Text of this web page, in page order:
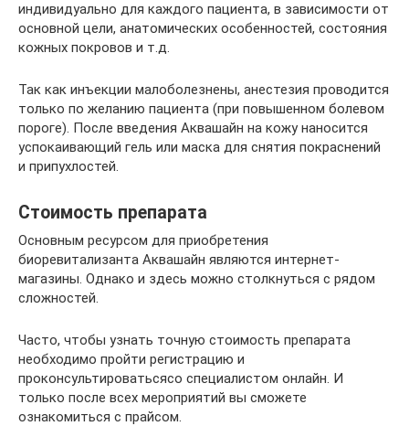
индивидуально для каждого пациента, в зависимости от
основной цели, анатомических особенностей, состояния
кожных покровов и т.д.
Так как инъекции малоболезнены, анестезия проводится
только по желанию пациента (при повышенном болевом
пороге). После введения Аквашайн на кожу наносится
успокаивающий гель или маска для снятия покраснений
и припухлостей.
Стоимость препарата
Основным ресурсом для приобретения
биоревитализанта Аквашайн являются интернет-
магазины. Однако и здесь можно столкнуться с рядом
сложностей.
Часто, чтобы узнать точную стоимость препарата
необходимо пройти регистрацию и
проконсультироватьсясо специалистом онлайн. И
только после всех мероприятий вы сможете
ознакомиться с прайсом.